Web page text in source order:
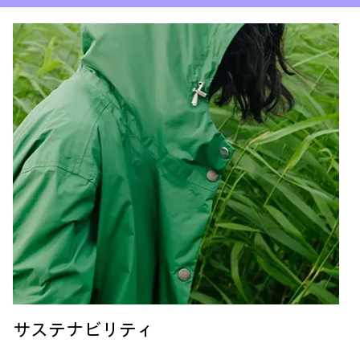
サステナビリティ